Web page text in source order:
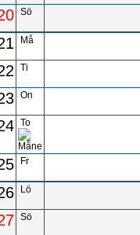
Sö
Må
Ti
On
To
Fr
Lö
Sö